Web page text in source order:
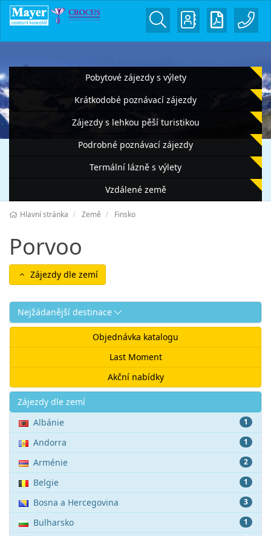
Pobytové zájezdy s výlety
Krátkodobé poznávací zájezdy
Zájezdy s lehkou pěší turistikou
Podrobné poznávací zájezdy
Termální lázně s výlety
Vzdálené země
Hlavní stránka Země Finsko
Porvoo
Zájezdy dle zemí
Nejžádanější destinace
Objednávka katalogu
Last Moment
Akční nabídky
Akce
Zájezdy dle zemí
1
Albánie
1
Andorra
2
Arménie
1
Belgie
3
Bosna a Hercegovina
1
Bulharsko